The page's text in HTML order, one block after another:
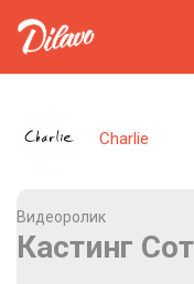
Charlie
Видеоролик
Кастинг